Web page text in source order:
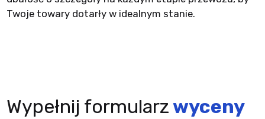
Twoje towary dotarły w idealnym stanie.
Wypełnij formularz wyceny